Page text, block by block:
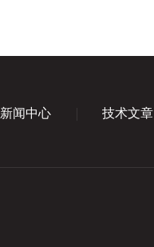
新闻中心 技术文章